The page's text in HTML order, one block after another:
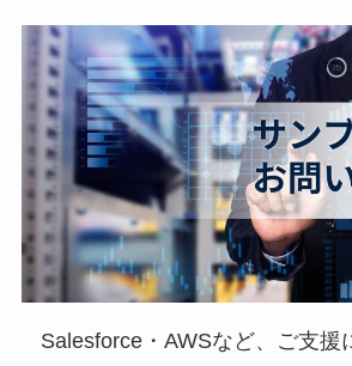
Salesforce・AWSなど、ご支援